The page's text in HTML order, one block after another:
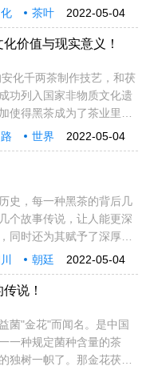
文化！安化黑茶的历史与
化黑茶的记载，最早可追
2022-05-04
茶叶
薄片
于明
加工量 县境
价值与现实意义！
化千两茶制作技艺，和茯
功列入国家非物质文化遗
使得黑茶成为了茶业里的
黑茶的整体价格与销量逐
多陈茶收藏者的新宠。那
2022-05-04
世界
七星
中华
史，每一种黑茶的背后几
个故事传说，让人能更深
同时还为其赋予了深厚的
马背上发酵形成的"四川藏
储藏，通过长期的实践和
2022-05-04
朝廷
喇嘛
御史
不仅仅
说！
菌"金花"而闻名。是中国
一种规定菌种含量的茶
独树一帜了。那金花茯茶